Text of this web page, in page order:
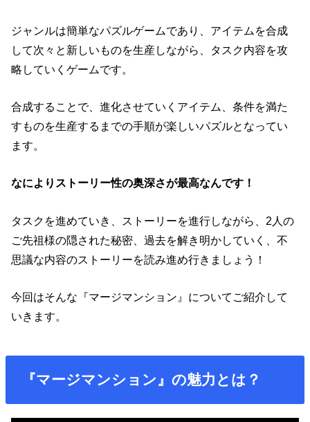
ジャンルは簡単なパズルゲームであり、アイテムを合成
して次々と新しいものを生産しながら、タスク内容を攻
略していくゲームです。
合成することで、進化させていくアイテム、条件を満た
すものを生産するまでの手順が楽しいパズルとなってい
ます。
なによりストーリー性の奥深さが最高なんです！
タスクを進めていき、ストーリーを進行しながら、2人の
ご先祖様の隠された秘密、過去を解き明かしていく、不
思議な内容のストーリーを読み進め行きましょう！
今回はそんな『マージマンション』についてご紹介して
いきます。
『マージマンション』の魅力とは？